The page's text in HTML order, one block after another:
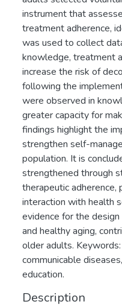
instrument that
treatment adherence,
was used to collect
knowledge, treatment
increase the risk of
following the
were observed in
greater capacity for
findings highlight the
strengthen self-
population. It is
strengthened through
therapeutic
interaction with health
evidence for the
and healthy aging,
older adults.
communicable
education.
Description